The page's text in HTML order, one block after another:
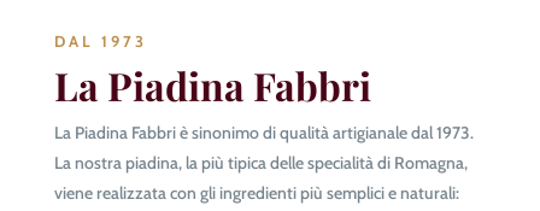
DAL 1973
La Piadina Fabbri
La Piadina Fabbri è sinonimo di qualità artigianale dal 1973.
La nostra piadina, la più tipica delle specialità di Romagna,
viene realizzata con gli ingredienti più semplici e naturali: